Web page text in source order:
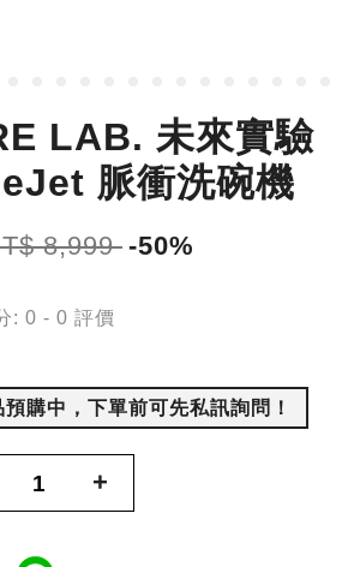
LAB. 未來實驗
脈衝洗碗機
8,999 -50%
: 0 - 0 評價
預購中，下單前可先私訊詢問！
+